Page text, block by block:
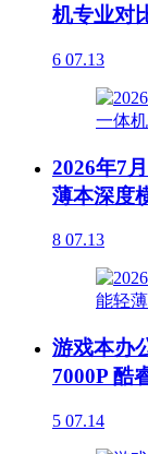
机专业对
6 07.13
2026年7
薄本深度
8 07.13
游戏本办
7000P 酷
5 07.14